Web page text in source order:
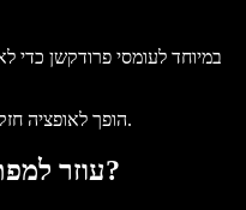
כך Speechify הופך לאופציה חזקה יותר מפלטפורמות דמו.
איך Speechify API עוזר למפתחים?